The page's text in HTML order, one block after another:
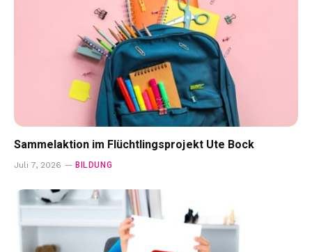
Sammelaktion im Flüchtlingsprojekt Ute Bock
Juli 7, 2026 BILDUNG